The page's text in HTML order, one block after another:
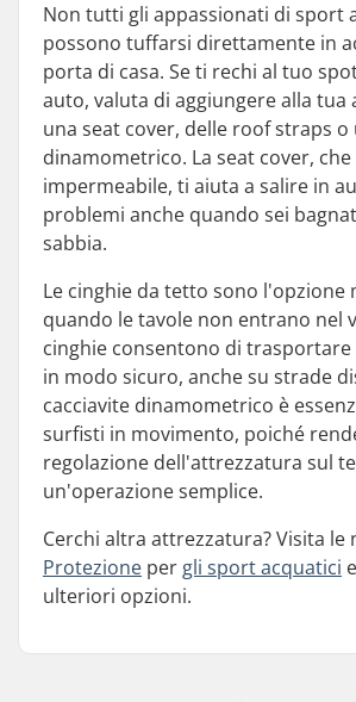
Non tutti gli appassionati di sport
possono tuffarsi direttamente in
porta di casa. Se ti rechi al tuo
auto, valuta di aggiungere alla tua
una seat cover, delle roof straps o
dinamometrico. La seat cover, che
impermeabile, ti aiuta a salire in
problemi anche quando sei
sabbia.
Le cinghie da tetto sono l'opzione
quando le tavole non entrano nel
cinghie consentono di
in modo sicuro, anche su strade
cacciavite dinamometrico è
surfisti in movimento, poiché
regolazione dell'attrezzatura sul
un'operazione semplice.
Cerchi altra attrezzatura? Visita le
Protezione per gli sport acquatici e
ulteriori opzioni.